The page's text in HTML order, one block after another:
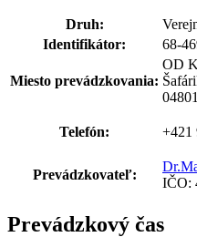
Druh:
Identifikátor:
68-
Miesto prevádzkovania:
OD
Telefón: +421
Prevádzkovateľ:
IČO:
Prevádzkový čas